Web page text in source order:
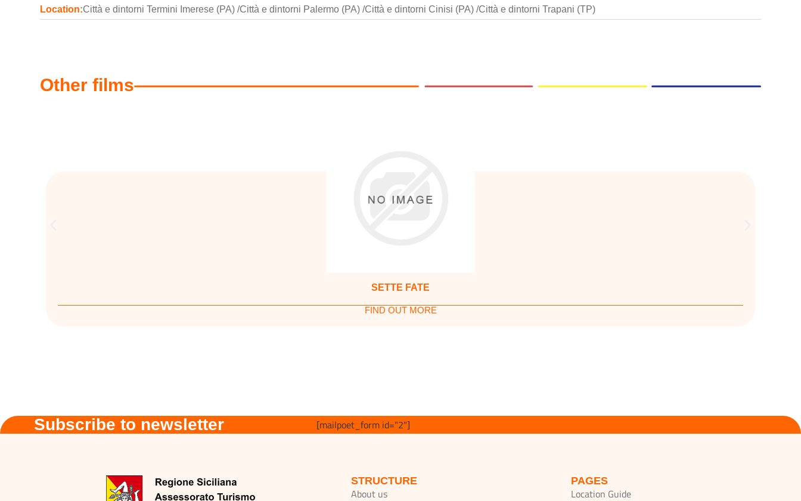
Location:Città e dintorni Termini Imerese (PA) /Città e dintorni Palermo (PA) /Città e dintorni Cinisi (PA) /Città e dintorni Trapani (TP)
Other films
SETTE FATE
FIND OUT MORE
Subscribe to newsletter [mailpoet_form id="2"]
STRUCTURE
About us
PAGES
Location Guide